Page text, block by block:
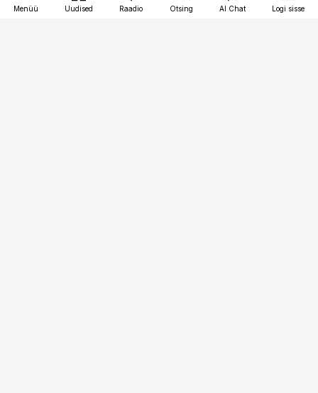
Menüü Uudised Raadio Otsing AI Chat Logi sisse